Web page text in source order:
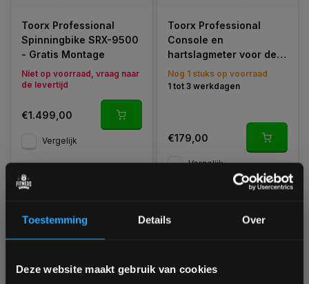
Toestemming Details Over
Deze website maakt gebruik van cookies
Toorx Professional
Spinningbike SRX-9500
- Gratis Montage
Niet op voorraad, vraag naar
de levertijd
€1.499,00
Vergelijk
Toorx Professional
Console en
hartslagmeter voor de
Toorx SRX-9500
Nog 1 stuks op voorraad
1 tot 3 werkdagen
€179,00
Vergelijk
1
Bam! 5% korting op je volgende